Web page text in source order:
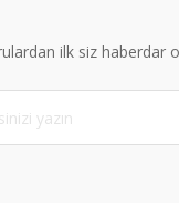
ilk siz haberdar